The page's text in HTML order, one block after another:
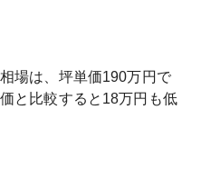
場は、坪単価190万円で
と比較すると 18万円も低